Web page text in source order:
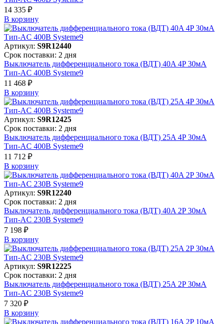
14 335 ₽
В корзинy
Артикул: S9R12440
Срок поставки: 2 дня
Выключатель дифференциального тока (ВДТ) 40A 4P 30мА
Тип-AC 400В Systeme9
11 468 ₽
В корзинy
Артикул: S9R12425
Срок поставки: 2 дня
Выключатель дифференциального тока (ВДТ) 25A 4P 30мА
Тип-AC 400В Systeme9
11 712 ₽
В корзинy
Артикул: S9R12240
Срок поставки: 2 дня
Выключатель дифференциального тока (ВДТ) 40A 2P 30мА
Тип-AC 230В Systeme9
7 198 ₽
В корзинy
Артикул: S9R12225
Срок поставки: 2 дня
Выключатель дифференциального тока (ВДТ) 25A 2P 30мА
Тип-AC 230В Systeme9
7 320 ₽
В корзинy